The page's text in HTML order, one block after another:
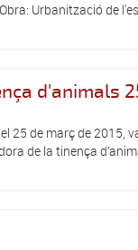
Urbanització de
d'animals
25 de març de
de la tinença